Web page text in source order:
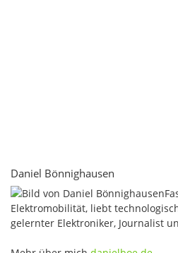
Daniel Bönnighausen
Elektromobilität, liebt
gelernter Elektroniker, Journalist